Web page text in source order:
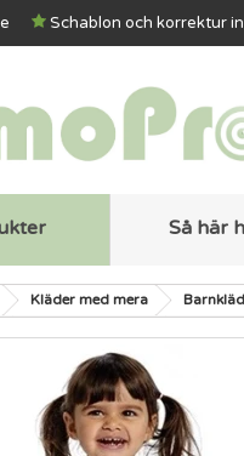
Schablon och korrektur
Så här
Kläder med mera